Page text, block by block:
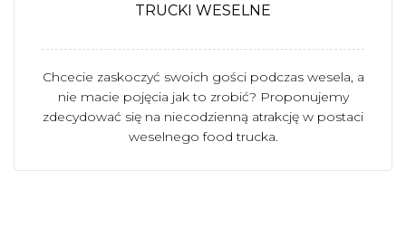
TRUCKI WESELNE
Chcecie zaskoczyć swoich gości podczas wesela, a
nie macie pojęcia jak to zrobić? Proponujemy
zdecydować się na niecodzienną atrakcję w postaci
weselnego food trucka.